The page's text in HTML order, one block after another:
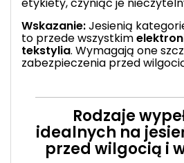
Wskazanie:Jesienią
to przede wszystkim
tekstylia. Wymagają one
zabezpieczenia przed
Rodzaje
idealnych na
przed wilgocią i